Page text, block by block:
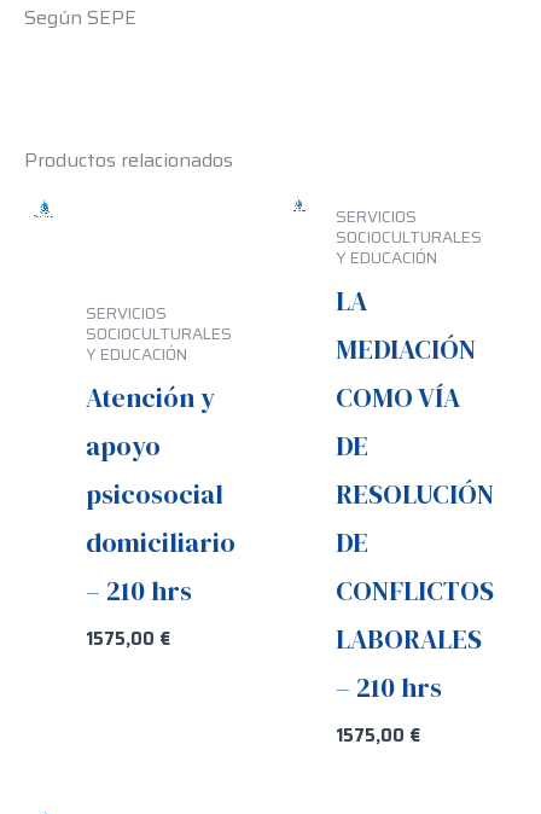
Según SEPE
Productos relacionados
SERVICIOS
SOCIOCULTURALES
Y EDUCACIÓN
Atención y
apoyo
psicosocial
domiciliario
– 210 hrs
1575,00 €
SERVICIOS
SOCIOCULTURALES
Y EDUCACIÓN
LA
MEDIACIÓN
COMO VÍA
DE
RESOLUCIÓN
DE
CONFLICTOS
LABORALES
– 210 hrs
1575,00 €